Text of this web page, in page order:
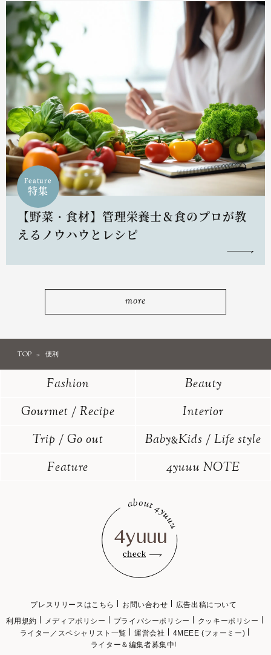
Feature
特集
【野菜・食材】管理栄養士＆食のプロが教
えるノウハウとレシピ
more
TOP 便利
Fashion
Beauty
Gourmet / Recipe
Interior
Trip / Go out
Baby&Kids / Life style
Feature
4yuuu NOTE
プレスリリースはこちら お問い合わせ
広告出稿について
利用規約
メディアポリシー プライバシーポリシー
クッキーポリシー
ライター／スペシャリスト一覧
運営会社
4MEEE (フォーミー)
ライター＆編集者募集中!